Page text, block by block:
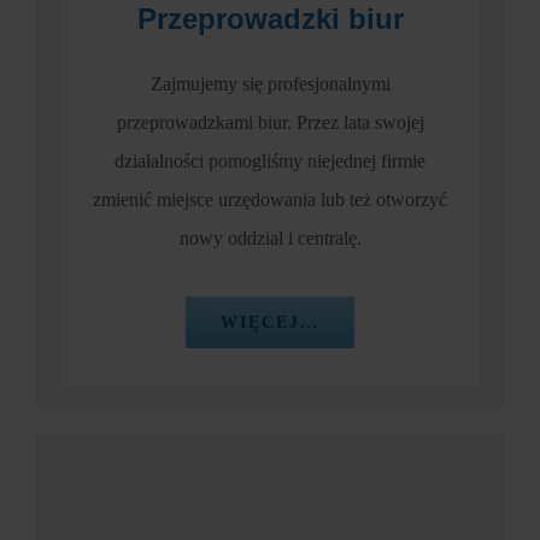
Przeprowadzki biur
Zajmujemy się profesjonalnymi
przeprowadzkami biur. Przez lata swojej
działalności pomogliśmy niejednej firmie
zmienić miejsce urzędowania lub też otworzyć
nowy oddział i centralę.
WIĘCEJ…